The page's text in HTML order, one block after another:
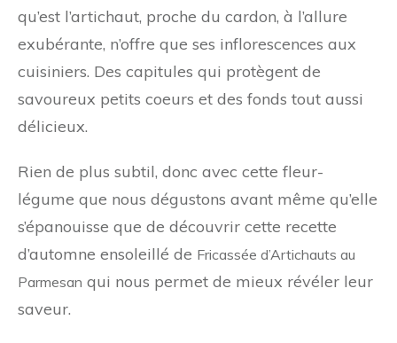
qu’est l’artichaut, proche du cardon, à l’allure
exubérante, n’offre que ses inflorescences aux
cuisiniers. Des capitules qui protègent de
savoureux petits coeurs et des fonds tout aussi
délicieux.
Rien de plus subtil, donc avec cette fleur-
légume que nous dégustons avant même qu’elle
s’épanouisse que de découvrir cette recette
d’automne ensoleillé de Fricassée d’Artichauts au
Parmesan qui nous permet de mieux révéler leur
saveur.